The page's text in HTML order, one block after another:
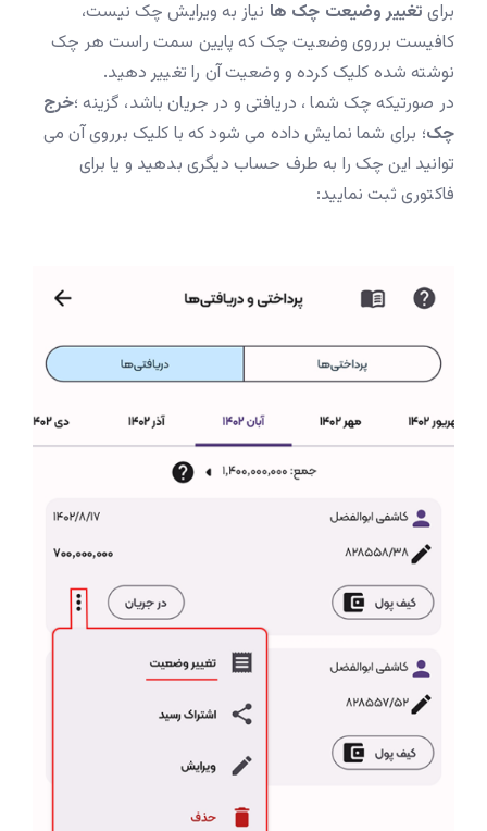
برایتغییر وضیعت چک ها نیاز به ویرایش چک نیست،
کافیست برروی وضعیت چک که پایین سمت راست هر چک
نوشته شده کلیک کرده و وضعیت آن را تغییر دهید.
در صورتیکه چک شما ، دریافتی و در جریان باشد، گزینه ؛خرج
چک؛ برای شما نمایش داده می شود که با کلیک برروی آن می
توانید این چک را به طرف حساب دیگری بدهید و یا برای
فاکتوری ثبت نمایید: